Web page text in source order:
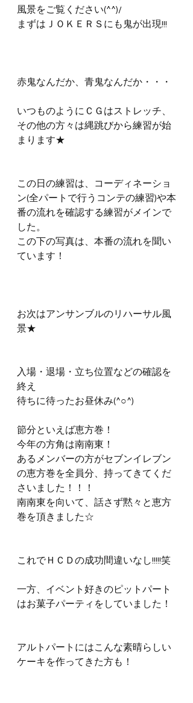
風景をご覧ください(^^)/
まずはＪＯＫＥＲＳにも鬼が出現!!!
赤鬼なんだか、青鬼なんだか・・・
いつものようにＣＧはストレッチ、
その他の方々は縄跳びから練習が始
まります★
この日の練習は、コーディネーショ
ン(全パートで行うコンテの練習)や本
番の流れを確認する練習がメインで
した。
この下の写真は、本番の流れを聞い
ています！
お次はアンサンブルのリハーサル風
景★
入場・退場・立ち位置などの確認を
終え
待ちに待ったお昼休み(^○^)
節分といえば恵方巻！
今年の方角は南南東！
あるメンバーの方がセブンイレブン
の恵方巻を全員分、持ってきてくだ
さいました！！！
南南東を向いて、話さず黙々と恵方
巻を頂きました☆
これでＨＣＤの成功間違いなし!!!!!笑
一方、イベント好きのピットパート
はお菓子パーティをしていました！
アルトパートにはこんな素晴らしい
ケーキを作ってきた方も！